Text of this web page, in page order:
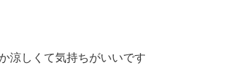
涼しくて気持ちがいいです